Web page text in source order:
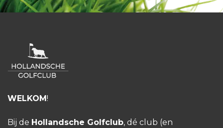
WELKOM!
Bij de Hollandsche Golfclub, dé club (en